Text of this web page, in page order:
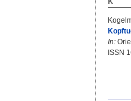
In:
ISSN